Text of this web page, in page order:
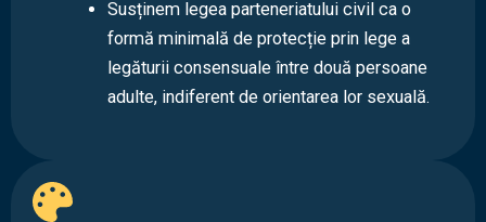
Susținem legea parteneriatului civil ca o
formă minimală de protecție prin lege a
legăturii consensuale între două persoane
adulte, indiferent de orientarea lor sexuală.